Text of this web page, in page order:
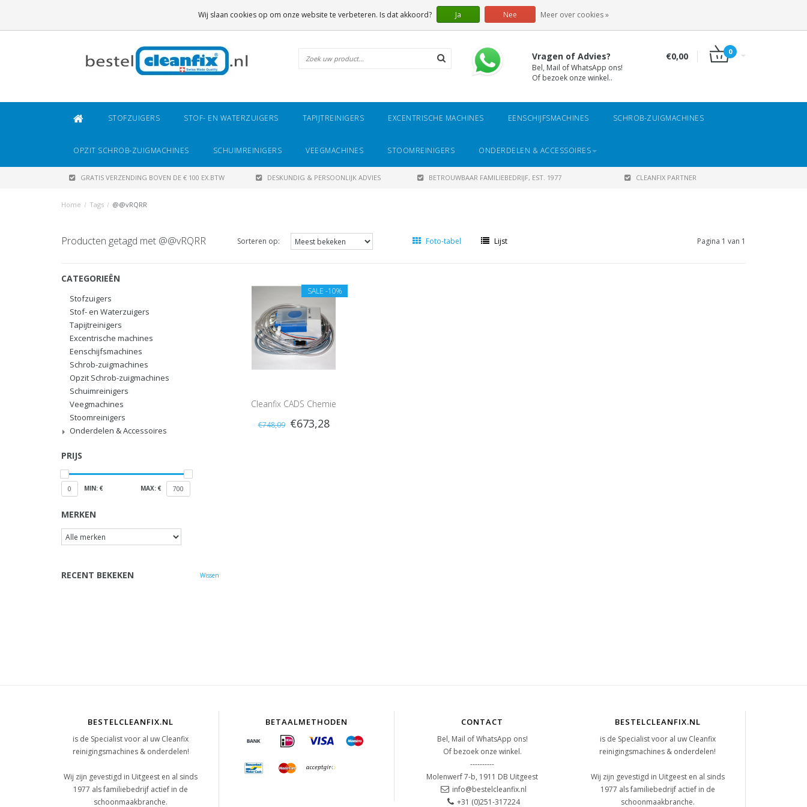
Vragen of Advies?
Bel, Mail of WhatsApp ons!
Of bezoek onze winkel..
€0,00 0
STOFZUIGERS STOF- EN WATERZUIGERS TAPIJTREINIGERS EXCENTRISCHE MACHINES EENSCHIJFSMACHINES SCHROB-ZUIGMACHINES
OPZIT SCHROB-ZUIGMACHINES SCHUIMREINIGERS VEEGMACHINES STOOMREINIGERS ONDERDELEN & ACCESSOIRES
GRATIS VERZENDING BOVEN DE € 100 EX.BTW DESKUNDIG & PERSOONLIJK ADVIES BETROUWBAAR FAMILIEBEDRIJF, EST. 1977 CLEANFIX PARTNER
Home / Tags / @@vRQRR
Producten getagd met @@vRQRR Sorteren op: Foto-tabel Lijst Pagina 1 van 1
CATEGORIEËN
Stofzuigers
Stof- en Waterzuigers
Tapijtreinigers
Excentrische machines
Eenschijfsmachines
Schrob-zuigmachines
Opzit Schrob-zuigmachines
Schuimreinigers
Veegmachines
Stoomreinigers
Onderdelen & Accessoires
PRIJS
0 MIN: € MAX: € 700
MERKEN
RECENT BEKEKEN Wissen
SALE -10%
Cleanfix CADS Chemie
Dosering
€748,09 €673,28
BESTELCLEANFIX.NL
is de Specialist voor al uw Cleanfix
reinigingsmachines & onderdelen!
Wij zijn gevestigd in Uitgeest en al sinds
1977 als familiebedrijf actief in de
schoonmaakbranche.
BETAALMETHODEN CONTACT
Bel, Mail of WhatsApp ons!
Of bezoek onze winkel.
----------
Molenwerf 7-b, 1911 DB Uitgeest
info@bestelcleanfix.nl
+31 (0)251-317224
BESTELCLEANFIX.NL
is de Specialist voor al uw Cleanfix
reinigingsmachines & onderdelen!
Wij zijn gevestigd in Uitgeest en al sinds
1977 als familiebedrijf actief in de
schoonmaakbranche.
Wij slaan cookies op om onze website te verbeteren. Is dat akkoord? Ja Nee Meer over cookies »